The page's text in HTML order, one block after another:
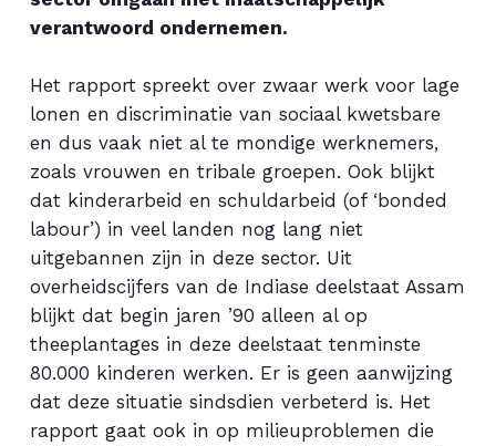
verantwoord ondernemen.
Het rapport spreekt over zwaar werk voor lage
lonen en discriminatie van sociaal kwetsbare
en dus vaak niet al te mondige werknemers,
zoals vrouwen en tribale groepen. Ook blijkt
dat kinderarbeid en schuldarbeid (of ‘bonded
labour’) in veel landen nog lang niet
uitgebannen zijn in deze sector. Uit
overheidscijfers van de Indiase deelstaat Assam
blijkt dat begin jaren ’90 alleen al op
theeplantages in deze deelstaat tenminste
80.000 kinderen werken. Er is geen aanwijzing
dat deze situatie sindsdien verbeterd is. Het
rapport gaat ook in op milieuproblemen die